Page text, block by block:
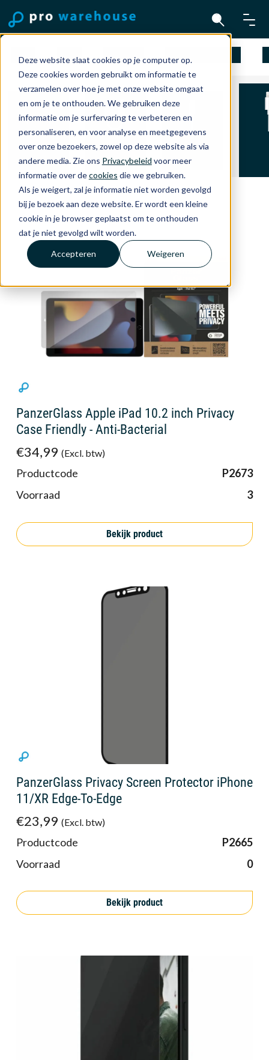
Deze website slaat cookies op je computer op.
Deze cookies worden gebruikt om informatie te
verzamelen over hoe je met onze website omgaat
en om je te onthouden. We gebruiken deze
informatie om je surfervaring te verbeteren en
personaliseren, en voor analyse en meetgegevens
over onze bezoekers, zowel op deze website als via
andere media. Zie ons Privacybeleid voor meer
informatie over decookies die we gebruiken.
Als je weigert, zal je informatie niet worden gevolgd
bij je bezoek aan deze website. Er wordt een kleine
cookie in je browser geplaatst om te onthouden
dat je niet gevolgd wilt worden.
Accepteren Weigeren
Mac iPad iPhone Apple Watch
Headphones
and TV
Kabels en
Adapters
USB-C kabels
en adapters
PanzerGlass Apple iPad 10.2 inch Privacy
Case Friendly - Anti-Bacterial
€34,99 (Excl. btw)
Productcode
P2673
Voorraad
3
Bekijk product
PanzerGlass Privacy Screen Protector iPhone
11/XR Edge-To-Edge
€23,99 (Excl. btw)
Productcode
P2665
Voorraad
0
Bekijk product